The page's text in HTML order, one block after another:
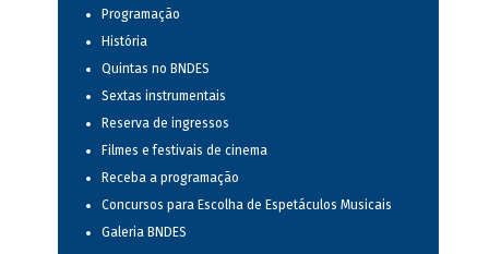
Programação
História
Quintas no BNDES
Sextas instrumentais
Reserva de ingressos
Filmes e festivais de cinema
Receba a programação
Concursos para Escolha de Espetáculos Musicais
Galeria BNDES